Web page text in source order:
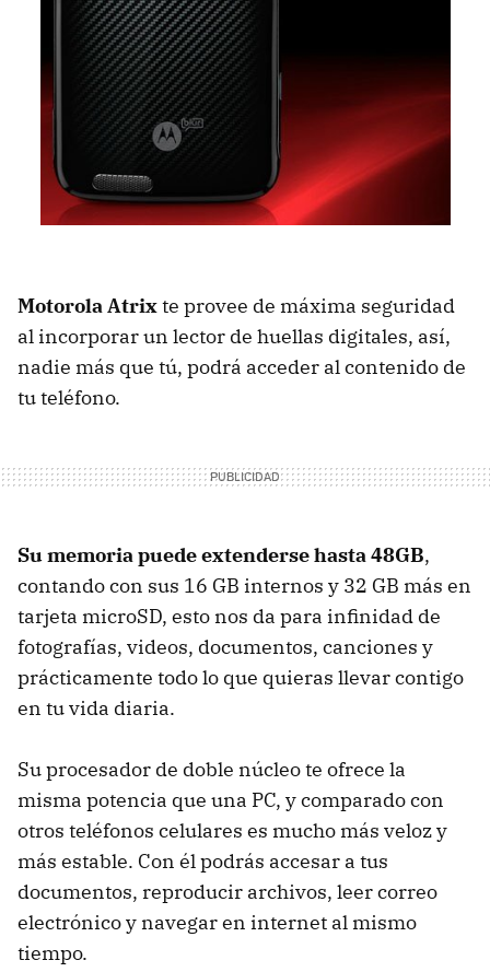
Motorola Atrixte provee de máxima seguridad
al incorporar un lector de huellas digitales, así,
nadie más que tú, podrá acceder al contenido de
tu teléfono.
Su memoria puede extenderse hasta 48GB,
contando con sus 16 GB internos y 32 GB más en
tarjeta microSD, esto nos da para infinidad de
fotografías, videos, documentos, canciones y
prácticamente todo lo que quieras llevar contigo
en tu vida diaria.
Su procesador de doble núcleo te ofrece la
misma potencia que una PC, y comparado con
otros teléfonos celulares es mucho más veloz y
más estable. Con él podrás accesar a tus
documentos, reproducir archivos, leer correo
electrónico y navegar en internet al mismo
tiempo.